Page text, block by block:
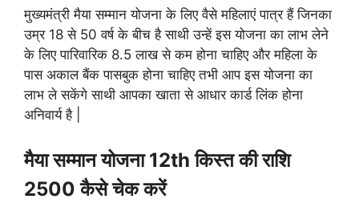
मुख्यमंत्री मैया सम्मान योजना के लिए वैसे महिलाएं पात्र हैं जिनका
उम्र 18 से 50 वर्ष के बीच है साथी उन्हें इस योजना का लाभ लेने
के लिए पारिवारिक 8.5 लाख से कम होना चाहिए और महिला के
पास अकाल बैंक पासबुक होना चाहिए तभी आप इस योजना का
लाभ ले सकेंगे साथी आपका खाता से आधार कार्ड लिंक होना
अनिवार्य है |
मैया सम्मान योजना 12th किस्त की राशि
2500 कैसे चेक करें